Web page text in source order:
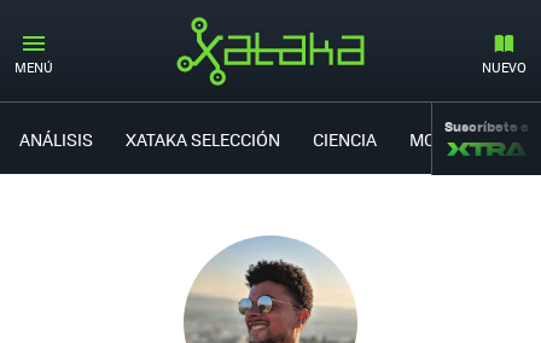
MENÚ NUEVO
ANÁLISIS XATAKA SELECCIÓN CIENCIA MOVILIDAD
Suscríbete a